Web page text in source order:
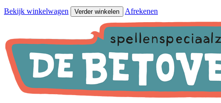
Bekijk winkelwagen Verder winkelen Afrekenen